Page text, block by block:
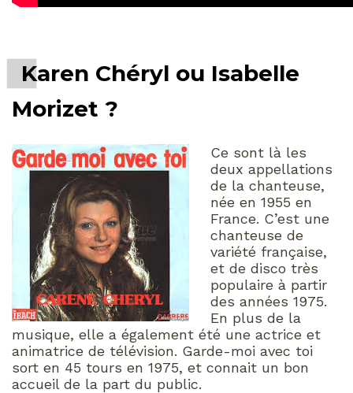
Karen Chéryl ou Isabelle
Morizet ?
Ce sont là les
deux appellations
de la chanteuse,
née en 1955 en
France. C’est une
chanteuse de
variété française,
et de disco très
populaire à partir
des années 1975.
En plus de la
musique, elle a également été une actrice et
animatrice de télévision. Garde-moi avec toi
sort en 45 tours en 1975, et connait un bon
accueil de la part du public.